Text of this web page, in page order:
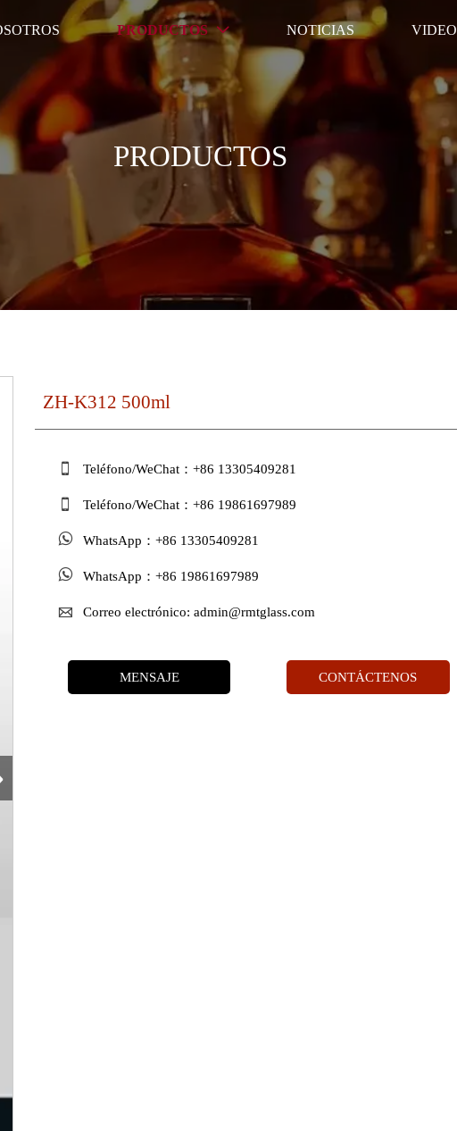
PRODUCTOS  NOTICIAS VIDEO
PRODUCTOS
ZH-K312 500ml
 Teléfono/WeChat：+86 13305409281
 Teléfono/WeChat：+86 19861697989
 WhatsApp：+86 13305409281
 WhatsApp：+86 19861697989
 Correo electrónico: admin@rmtglass.com
MENSAJE CONTÁCTENOS